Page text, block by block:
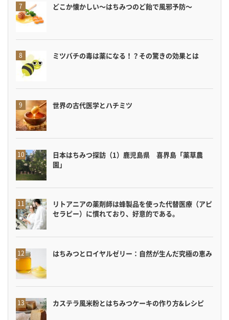
どこか懐かしい〜はちみつのど飴で風邪予防〜
ミツバチの毒は薬になる！？その驚きの効果とは
世界の古代医学とハチミツ
日本はちみつ探訪（1）鹿児島県 喜界島「薬草農
園」
リトアニアの薬剤師は蜂製品を使った代替医療（アピ
セラピー）に慣れており、好意的である。
はちみつとロイヤルゼリー：自然が生んだ究極の恵み
カステラ風米粉とはちみつケーキの作り方&レシピ